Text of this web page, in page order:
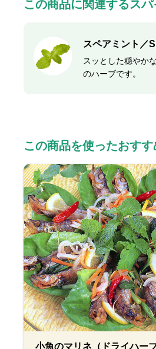
この商品に関連するス
スペアミント／
スッとした穏やか
のハーブです。
この商品を使ったおす
小魚のマリネ（ドライハー